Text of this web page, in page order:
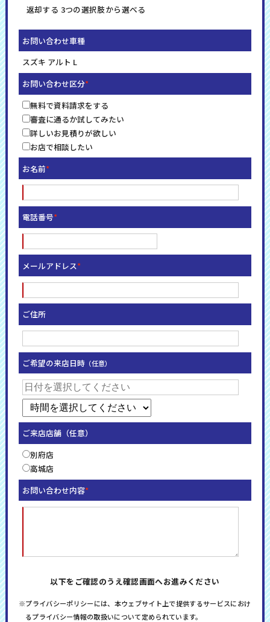
返却する 3つの選択肢から選べる
お問い合わせ車種
スズキ アルト L
お問い合わせ区分
無料で資料請求をする
審査に通るか試してみたい
詳しいお見積りが欲しい
お店で相談したい
お名前
電話番号
メールアドレス
ご住所
ご希望の来店日時 （任意）
ご来店店舗（任意）
別府店
高城店
お問い合わせ内容
以下をご確認のうえ確認画面へお進みください
※プライバシーポリシーには、本ウェブサイト上で提供するサービスにおけ
るプライバシー情報の取扱いについて定められています。